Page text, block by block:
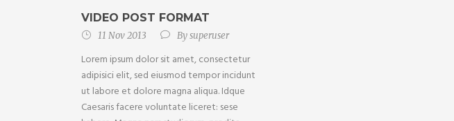
VIDEO POST FORMAT
11 Nov 2013 Bysuperuser
Lorem ipsum dolor sit amet, consectetur
adipisici elit, sed eiusmod tempor incidunt
ut labore et dolore magna aliqua. Idque
Caesaris facere voluntate liceret: sese